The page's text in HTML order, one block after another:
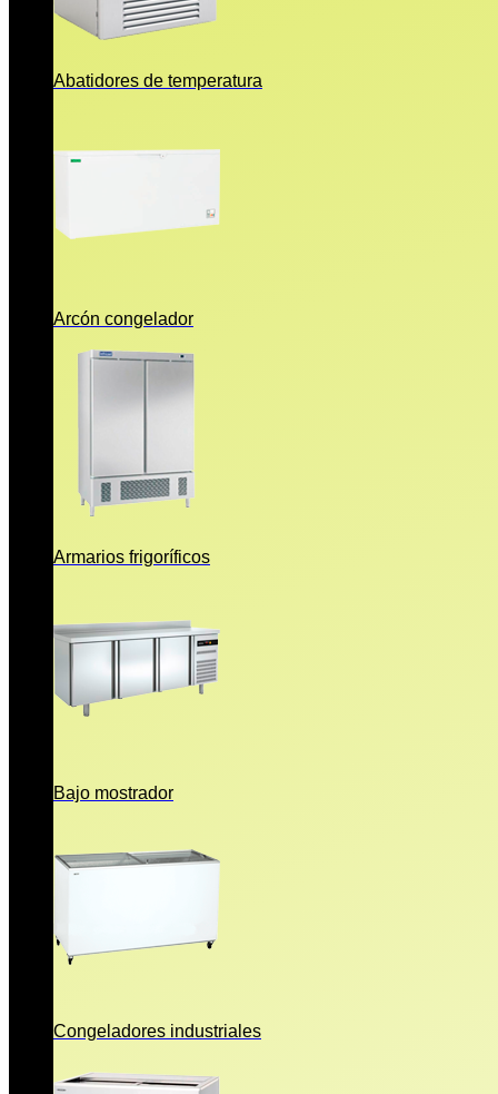
Abatidores de temperatura
Arcón congelador
Armarios frigoríficos
Bajo mostrador
Congeladores industriales